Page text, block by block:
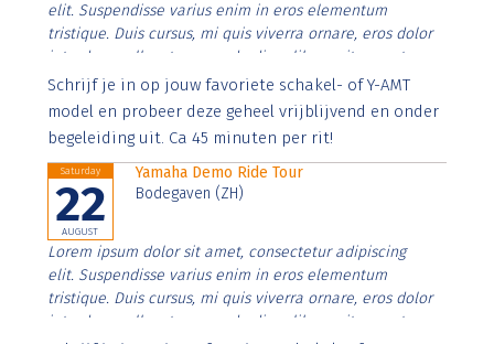
elit. Suspendisse varius enim in eros elementum
tristique. Duis cursus, mi quis viverra ornare, eros dolor
interdum nulla, ut commodo diam libero vitae erat.
Aenean faucibus nibh et justo cursus id rutrum lorem
imperdiet. Nunc ut sem vitae risus tristique posuere.
Schrijf je in op jouw favoriete schakel- of Y-AMT
model en probeer deze geheel vrijblijvend en onder
begeleiding uit. Ca 45 minuten per rit!
Saturday
22
AUGUST
Yamaha Demo Ride Tour
Bodegaven (ZH)
Lorem ipsum dolor sit amet, consectetur adipiscing
elit. Suspendisse varius enim in eros elementum
tristique. Duis cursus, mi quis viverra ornare, eros dolor
interdum nulla, ut commodo diam libero vitae erat.